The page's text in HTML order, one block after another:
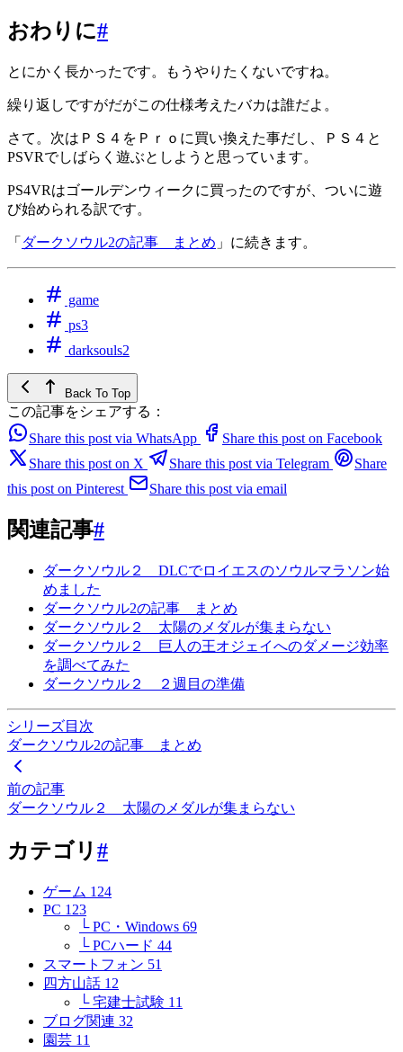
おわりに#
とにかく長かったです。もうやりたくないですね。
繰り返しですがだがこの仕様考えたバカは誰だよ。
さて。次はＰＳ４をＰｒｏに買い換えた事だし、ＰＳ４と
PSVRでしばらく遊ぶとしようと思っています。
PS4VRはゴールデンウィークに買ったのですが、ついに遊
び始められる訳です。
「 ダークソウル2の記事 まとめ 」に続きます。
game
ps3
darksouls2
Back To Top
この記事をシェアする：
Share this post via WhatsApp
Share this post on Facebook
Share this post on X
Share this post via Telegram
Share
this post on Pinterest
Share this post via email
関連記事#
ダークソウル２ DLCでロイエスのソウルマラソン始
めました
ダークソウル2の記事 まとめ
ダークソウル２ 太陽のメダルが集まらない
ダークソウル２ 巨人の王オジェイへのダメージ効率
を調べてみた
ダークソウル２ ２週目の準備
シリーズ目次
ダークソウル2の記事 まとめ
前の記事
ダークソウル２ 太陽のメダルが集まらない
カテゴリ #
ゲーム 124
PC 123
└ PC・Windows 69
└ PCハード 44
スマートフォン 51
四方山話 12
└ 宅建士試験 11
ブログ関連 32
園芸 11